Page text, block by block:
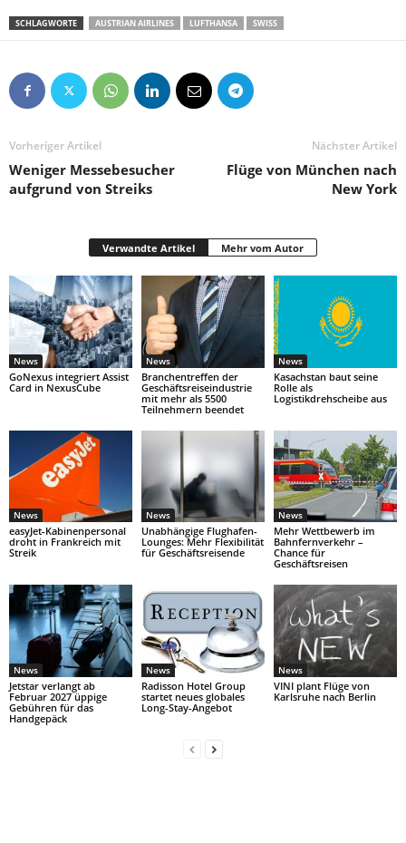
SCHLAGWORTE AUSTRIAN AIRLINES LUFTHANSA SWISS
Vorheriger Artikel
Weniger Messebesucher
aufgrund von Streiks
Nächster Artikel
Flüge von München nach
New York
Verwandte Artikel Mehr vom Autor
News
GoNexus integriert Assist
Card in NexusCube
News
Branchentreffen der
Geschäftsreiseindustrie
mit mehr als 5500
Teilnehmern beendet
News
Kasachstan baut seine
Rolle als
Logistikdrehscheibe aus
News
easyJet-Kabinenpersonal
droht in Frankreich mit
Streik
News
Unabhängige Flughafen-
Lounges: Mehr Flexibilität
für Geschäftsreisende
News
Mehr Wettbewerb im
Bahnfernverkehr –
Chance für
Geschäftsreisen
News
Jetstar verlangt ab
Februar 2027 üppige
Gebühren für das
Handgepäck
News
Radisson Hotel Group
startet neues globales
Long-Stay-Angebot
News
VINI plant Flüge von
Karlsruhe nach Berlin